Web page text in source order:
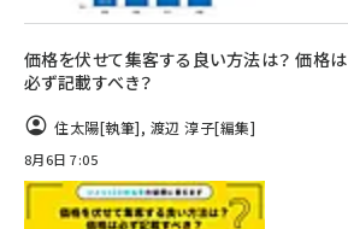
価格を伏せて集客する良い方法は？ 価格は
必ず記載すべき？
住太陽[執筆], 渡辺 淳子[編集]
8月6日 7:05